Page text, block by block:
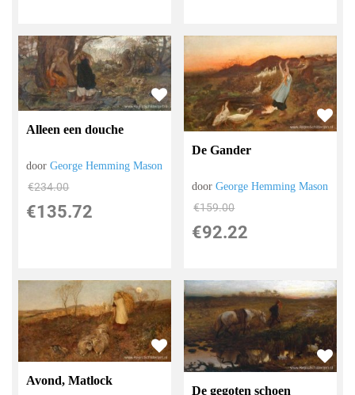
Alleen een douche
doorGeorge Hemming Mason
€234.00
€135.72
De Gander
doorGeorge Hemming Mason
€159.00
€92.22
Avond, Matlock
De gegoten schoen